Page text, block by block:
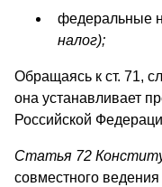
федеральные
налог);
Обращаясь к ст. 71,
она устанавливает
Российской
Статья 72
совместного